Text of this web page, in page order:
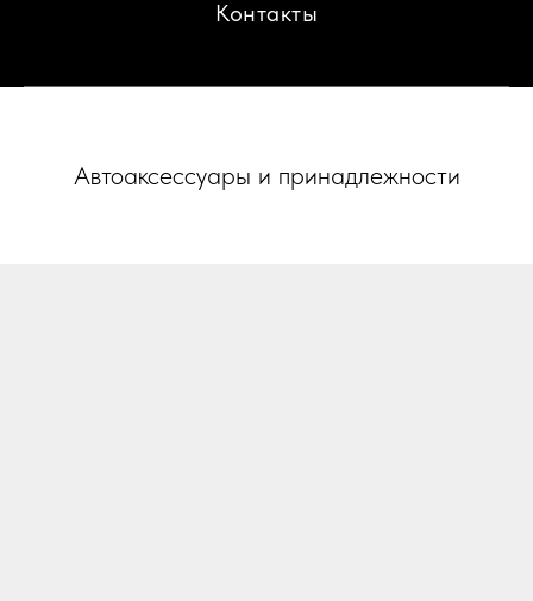
Контакты
Автоаксессуары и принадлежности